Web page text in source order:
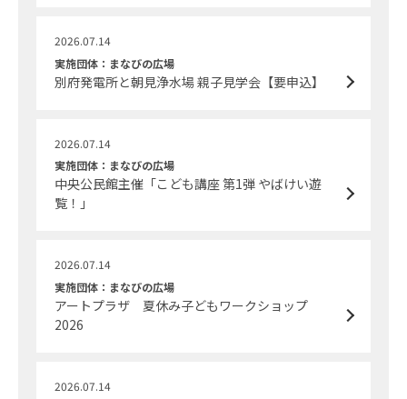
2026.07.14
実施団体：まなびの広場
別府発電所と朝見浄水場 親子見学会【要申込】
2026.07.14
実施団体：まなびの広場
中央公民館主催「こども講座 第1弾 やばけい遊
覧！」
2026.07.14
実施団体：まなびの広場
アートプラザ 夏休み子どもワークショップ
2026
2026.07.14